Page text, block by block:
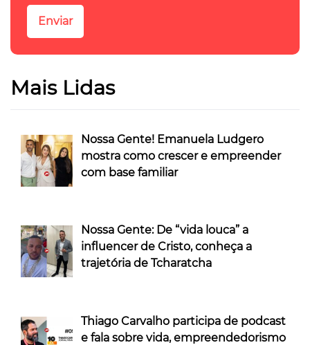
Mais Lidas
Nossa Gente! Emanuela Ludgero
mostra como crescer e empreender
com base familiar
Nossa Gente: De “vida louca” a
influencer de Cristo, conheça a
trajetória de Tcharatcha
Thiago Carvalho participa de podcast
e fala sobre vida, empreendedorismo